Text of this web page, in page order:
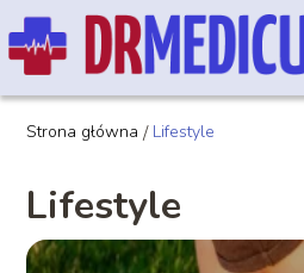
Strona główna / Lifestyle
Lifestyle